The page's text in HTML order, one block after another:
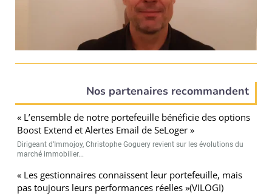
Nos partenaires recommandent
« L’ensemble de notre portefeuille bénéficie des options
Boost Extend et Alertes Email de SeLoger »
Dirigeant d’Immojoy, Christophe Goguery revient sur les évolutions du
marché immobilier...
« Les gestionnaires connaissent leur portefeuille, mais
pas toujours leurs performances réelles »(VILOGI)